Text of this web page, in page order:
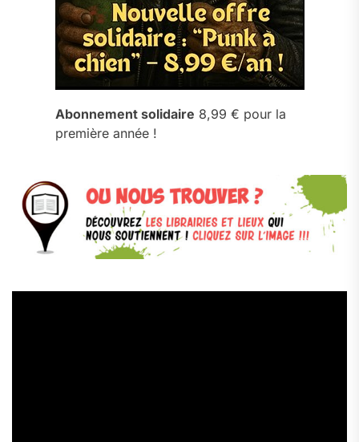
Abonnement solidaire 8,99 € pour la
première année !